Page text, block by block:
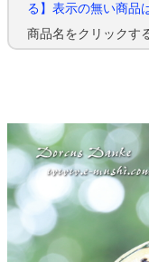
る】表示の無い商品
商品名をクリックす